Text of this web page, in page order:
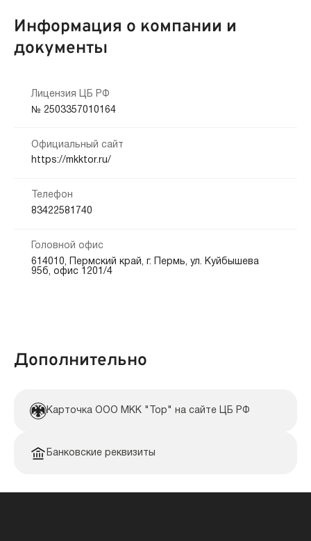
Привлечение созаемщиков:
Возможно без поручителей
Способы получения:
На карту Банковский счёт
Способы погашения:
Безналичный расчет
Нет
Мобильный телефон:
Кредитная история:
Документы:
Информация о компании и
документы
Лицензия ЦБ РФ
№ 2503357010164
Официальный сайт
https://mkktor.ru/
Телефон
83422581740
Головной офис
614010, Пермский край, г. Пермь, ул. Куйбышева
95б, офис 1201/4
Дополнительно
Карточка ООО МКК "Тор" на сайте ЦБ РФ
Банковские реквизиты